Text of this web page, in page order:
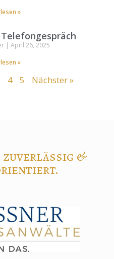
»
April 26, 2025
»
4 5 Nächster »
&